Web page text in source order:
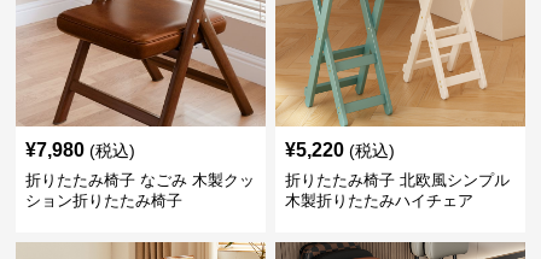
¥7,980 (税込)
折りたたみ椅子 なごみ 木製クッ
ション折りたたみ椅子
¥5,220 (税込)
折りたたみ椅子 北欧風シンプル
木製折りたたみハイチェア